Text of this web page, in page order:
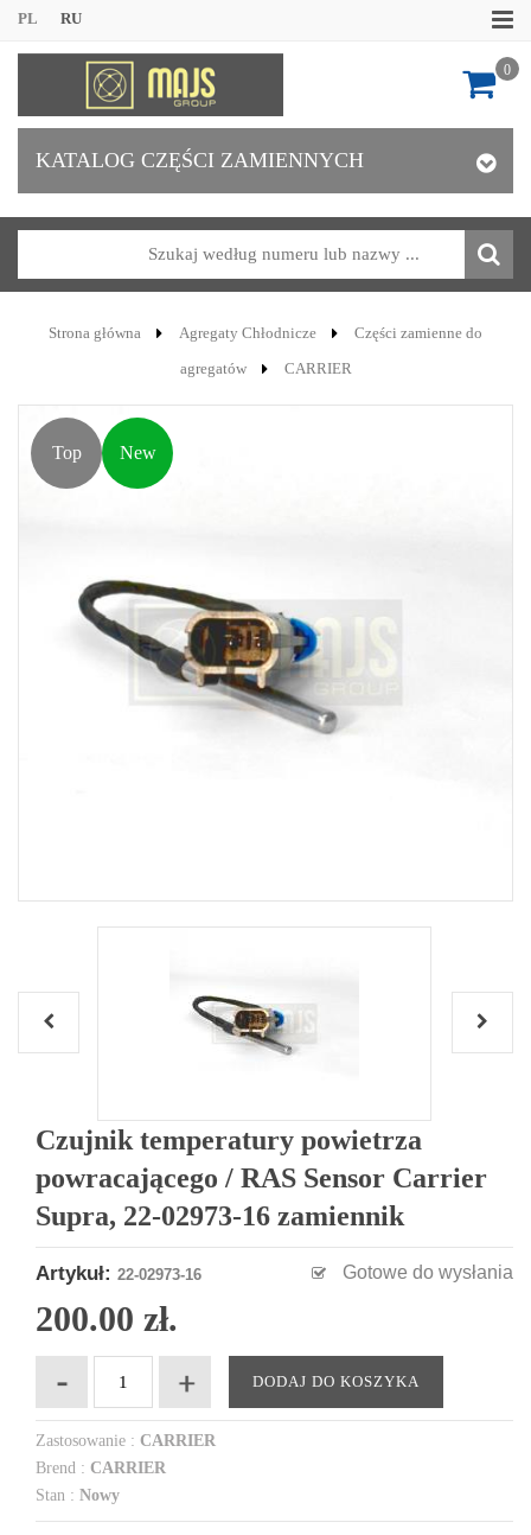
PL RU
0
KATALOG CZĘŚCI ZAMIENNYCH
Strona główna Agregaty Chłodnicze
Części zamienne do
agregatów
CARRIER
New
Top
Czujnik temperatury powietrza
powracającego / RAS Sensor Carrier
Supra, 22-02973-16 zamiennik
Artykuł: 22-02973-16 Gotowe do wysłania
200.00 zł.
DODAJ DO KOSZYKA
Zastosowanie : CARRIER
Brend : CARRIER
Stan : Nowy